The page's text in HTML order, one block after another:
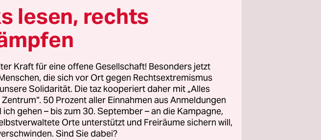
der Bundesregierung, nahm
im Jahre
in welchem Bundesland
gut gefördert, die
betragen bis zu eineinhalb
vergangenen zehn Jahren
Gerechtigkeitsproblem in
für die Pisa-Studie 2012,
lesen, rechts
Kraft für eine offene Gesellschaft! Besonders jetzt
die sich vor Ort gegen Rechtsextremismus
Solidarität. Die taz kooperiert daher mit „Alles
50 Prozent aller Einnahmen aus Anmeldungen
ich gehen – bis zum 30. September – an die Kampagne,
Orte unterstützt und Freiräume sichern will,
Sind Sie dabei?